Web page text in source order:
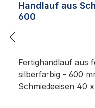
Handlauf aus
600
Fertighandlauf aus
silberfarbig - 600
Schmiedeeisen 40